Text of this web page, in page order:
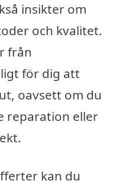
insikter om
och kvalitet.
från
för dig att
oavsett om du
reparation eller
kan du